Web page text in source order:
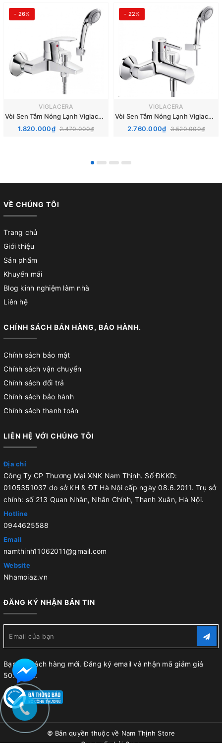
- 26%
VIGLACERA
Vòi Sen Tắm Nóng Lạnh Viglacera VG568
1.820.000₫ 2.470.000₫
- 22%
VIGLACERA
Vòi Sen Tắm Nóng Lạnh Viglacera VG541
2.760.000₫ 3.520.000₫
VỀ CHÚNG TÔI
Trang chủ
Giới thiệu
Sản phẩm
Khuyến mãi
Blog kinh nghiệm làm nhà
Liên hệ
CHÍNH SÁCH BÁN HÀNG, BẢO HÀNH.
Chính sách bảo mật
Chính sách vận chuyển
Chính sách đổi trả
Chính sách bảo hành
Chính sách thanh toán
LIÊN HỆ VỚI CHÚNG TÔI
Địa chỉ
Công Ty CP Thương Mại XNK Nam Thịnh. Số ĐKKD:
0105351037 do sở KH & ĐT Hà Nội cấp ngày 08.6.2011. Trụ sở
chính: số 213 Quan Nhân, Nhân Chính, Thanh Xuân, Hà Nội.
Hotline
0944625588
Email
namthinh11062011@gmail.com
Website
Nhamoiaz.vn
ĐĂNG KÝ NHẬN BẢN TIN
Bạn là khách hàng mới. Đăng ký email và nhận mã giảm giá
50.000 đ.
© Bản quyền thuộc về Nam Thịnh Store